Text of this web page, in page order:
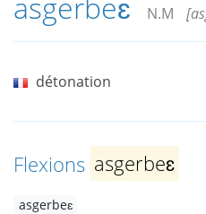
N.M
détonation
Flexions asgerbeɛ
asgerbeɛ